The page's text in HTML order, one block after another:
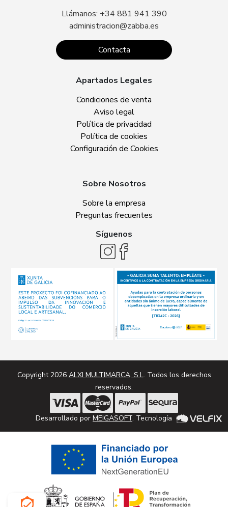
Llámanos: +34 881 941 390
administracion@zabba.es
Contacta
Apartados Legales
Condiciones de venta
Aviso legal
Política de privacidad
Política de cookies
Configuración de Cookies
Sobre Nosotros
Sobre la empresa
Preguntas frecuentes
Síguenos
Copyright 2026 ALXI MULTIMARCA, S.L. Todos los derechos
reservados.
Desarrollado por MEIGASOFT. Tecnología